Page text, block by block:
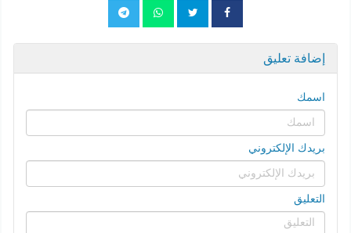
إضافة تعليق
اسمك
بريدك الإلكتروني
التعليق